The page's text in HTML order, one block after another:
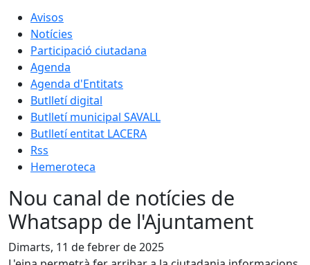
Avisos
Notícies
Participació ciutadana
Agenda
Agenda d'Entitats
Butlletí digital
Butlletí municipal SAVALL
Butlletí entitat LACERA
Rss
Hemeroteca
Nou canal de notícies de
Whatsapp de l'Ajuntament
Dimarts, 11 de febrer de 2025